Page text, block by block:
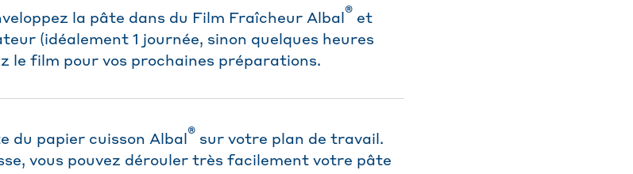
la pâte dans du Film Fraîcheur Albal ® et
(idéalement 1 journée, sinon quelques heures
le film pour vos prochaines préparations.
du papier cuisson Albal ® sur votre plan de travail.
vous pouvez dérouler très facilement votre pâte